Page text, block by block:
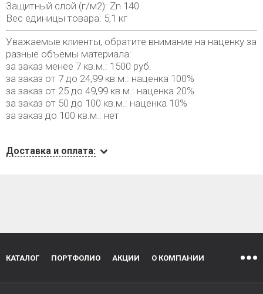
Защитный слой (г/м2): Zn 140
Вес единицы товара: 5,1 кг
Уважаемые клиенты, обратите внимание на наценку за
разные объемы материала:
за заказ менее 7 кв.м.: 1500 руб.
за заказ от 7 до 24,99 кв.м.: наценка 100%
за заказ от 25 до 49,99 кв.м.: наценка 20%
за заказ от 50 до 100 кв.м.: наценка 10%
за заказ до 100 кв.м.: нет
Доставка и оплата:
КАТАЛОГ ПОРТФОЛИО АКЦИИ О КОМПАНИИ